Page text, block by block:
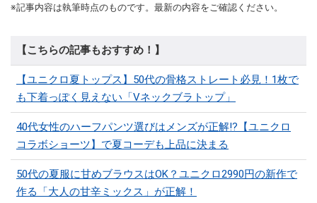
※記事内容は執筆時点のものです。最新の内容をご確認ください。
【こちらの記事もおすすめ！】
【ユニクロ夏トップス】50代の骨格ストレート必見！1枚で
も下着っぽく見えない「Vネックブラトップ」
40代女性のハーフパンツ選びはメンズが正解!?【ユニクロ
コラボショーツ】で夏コーデも上品に決まる
50代の夏服に甘めブラウスはOK？ユニクロ2990円の新作で
作る「大人の甘辛ミックス」が正解！